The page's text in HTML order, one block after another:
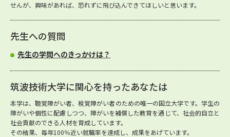
せんが、興味があれば、恐れずに飛び込んできてほしいと思います。
先生への質問
先生の学問へのきっかけは？
筑波技術大学に関心を持ったあなたは
本学は、聴覚障がい者、視覚障がい者のための唯一の国立大学です。学生の
障がいや個性に配慮しつつ、障がいを補償した教育を通じて、社会的自立と
社会貢献のできる人材を育成しています。
その結果、毎年100％近い就職率を達成し、成果をあげています。